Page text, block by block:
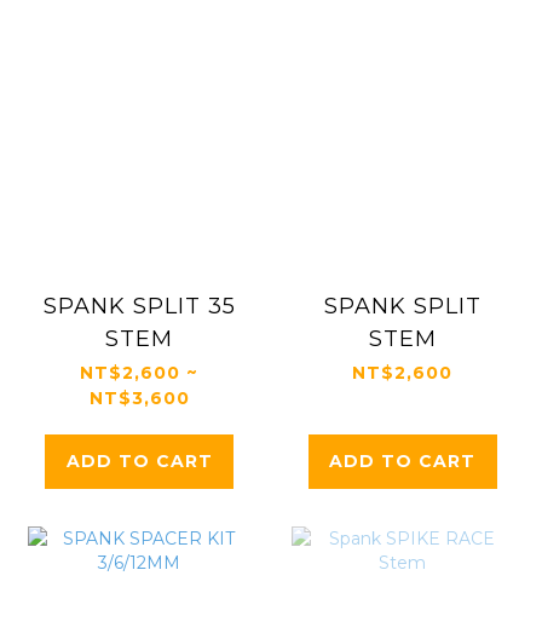
SPANK SPLIT 35
STEM
NT$2,600 ~
NT$3,600
ADD TO CART
SPANK SPLIT
STEM
NT$2,600
ADD TO CART